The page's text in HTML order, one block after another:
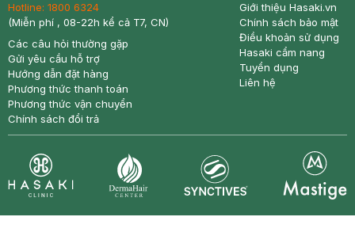
Hotline: 1800 6324
(Miễn phí , 08-22h kể cả T7, CN)
Các câu hỏi thường gặp
Gửi yêu cầu hỗ trợ
Hướng dẫn đặt hàng
Phương thức thanh toán
Phương thức vận chuyển
Chính sách đổi trả
Giới thiệu Hasaki.vn
Chính sách bảo mật
Điều khoản sử dụng
Hasaki cẩm nang
Tuyển dụng
Liên hệ